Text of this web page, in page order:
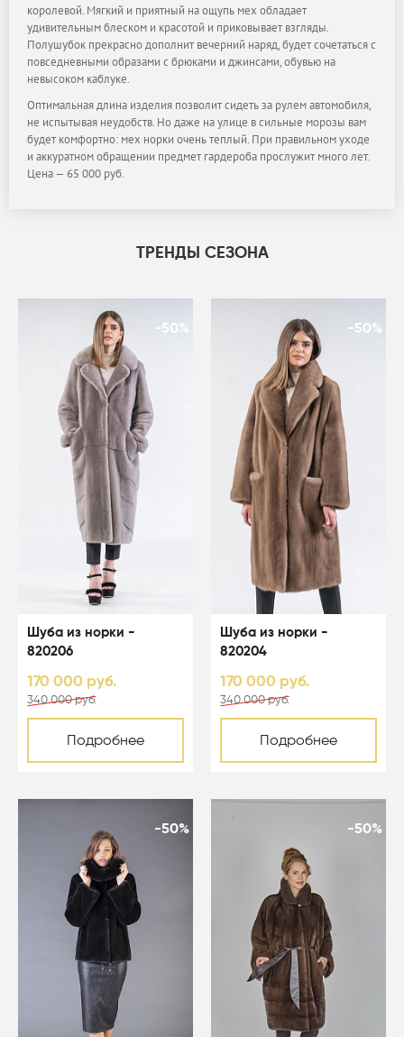
королевой. Мягкий и приятный на ощупь мех обладает
удивительным блеском и красотой и приковывает взгляды.
Полушубок прекрасно дополнит вечерний наряд, будет сочетаться с
повседневными образами с брюками и джинсами, обувью на
невысоком каблуке.
Оптимальная длина изделия позволит сидеть за рулем автомобиля,
не испытывая неудобств. Но даже на улице в сильные морозы вам
будет комфортно: мех норки очень теплый. При правильном уходе
и аккуратном обращении предмет гардероба прослужит много лет.
Цена — 65 000 руб.
ТРЕНДЫ СЕЗОНА
-50%
Шуба из норки -
820206
170 000 руб.
340 000 руб.
Подробнее
-50%
Шуба из норки -
820204
170 000 руб.
340 000 руб.
Подробнее
-50% -50%